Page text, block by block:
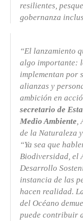
resilientes,
gobernanza
“El lanzamiento
algo importante:
implementan por
alianzas y
ambición en
secretario de
Medio Ambiente,
de la Naturaleza
“Ya sea que
Biodiversidad, el
Desarrollo
instancia de las
hacen realidad.
del Océano
puede contribuir